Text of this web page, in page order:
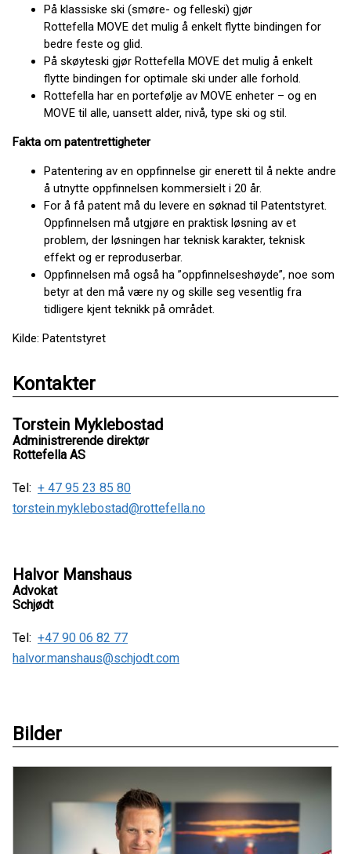
På klassiske ski (smøre- og felleski) gjør
Rottefella MOVE det mulig å enkelt flytte bindingen for
bedre feste og glid.
På skøyteski gjør Rottefella MOVE det mulig å enkelt
flytte bindingen for optimale ski under alle forhold.
Rottefella har en portefølje av MOVE enheter – og en
MOVE til alle, uansett alder, nivå, type ski og stil.
Fakta om patentrettigheter
Patentering av en oppfinnelse gir enerett til å nekte andre
å utnytte oppfinnelsen kommersielt i 20 år.
For å få patent må du levere en søknad til Patentstyret.
Oppfinnelsen må utgjøre en praktisk løsning av et
problem, der løsningen har teknisk karakter, teknisk
effekt og er reproduserbar.
Oppfinnelsen må også ha ”oppfinnelseshøyde”, noe som
betyr at den må være ny og skille seg vesentlig fra
tidligere kjent teknikk på området.
Kilde: Patentstyret
Kontakter
Torstein Myklebostad
Administrerende direktør
Rottefella AS
Tel: + 47 95 23 85 80
torstein.myklebostad@rottefella.no
Halvor Manshaus
Advokat
Schjødt
Tel: +47 90 06 82 77
halvor.manshaus@schjodt.com
Bilder